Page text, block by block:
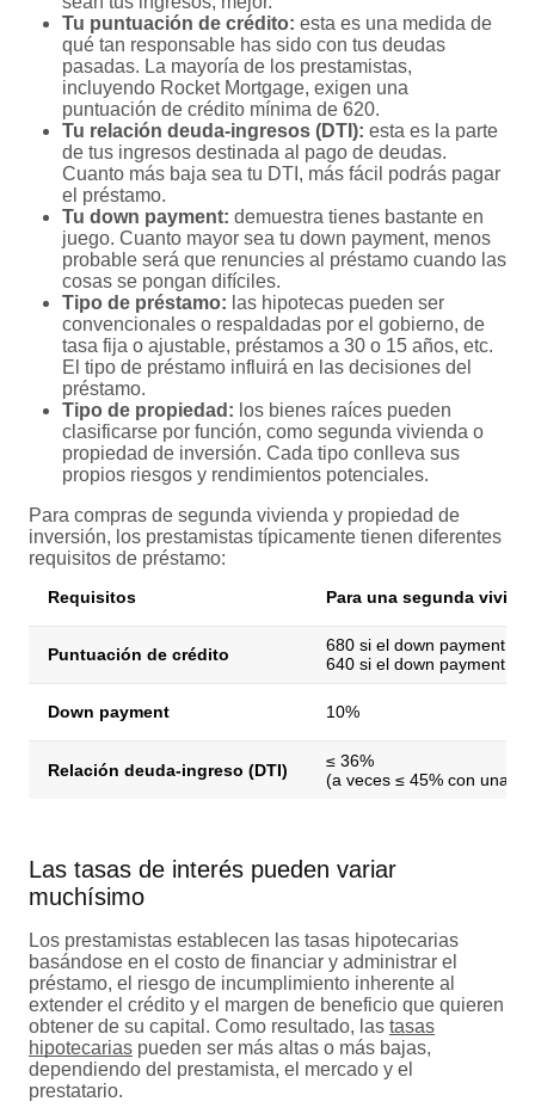
Tu puntuación de crédito: esta es una medida de
qué tan responsable has sido con tus deudas
pasadas. La mayoría de los prestamistas,
incluyendo Rocket Mortgage, exigen una
puntuación de crédito mínima de 620.
Tu relación deuda-ingresos (DTI): esta es la parte
de tus ingresos destinada al pago de deudas.
Cuanto más baja sea tu DTI, más fácil podrás pagar
el préstamo.
Tu down payment: demuestra tienes bastante en
juego. Cuanto mayor sea tu down payment, menos
probable será que renuncies al préstamo cuando las
cosas se pongan difíciles.
Tipo de préstamo: las hipotecas pueden ser
convencionales o respaldadas por el gobierno, de
tasa fija o ajustable, préstamos a 30 o 15 años, etc.
El tipo de préstamo influirá en las decisiones del
préstamo.
Tipo de propiedad: los bienes raíces pueden
clasificarse por función, como segunda vivienda o
propiedad de inversión. Cada tipo conlleva sus
propios riesgos y rendimientos potenciales.
Para compras de segunda vivienda y propiedad de
inversión, los prestamistas típicamente tienen diferentes
requisitos de préstamo:
Requisitos Para una segunda
Puntuación de crédito
680 si el down payment >
640 si el down payment ≤
Down payment 10%
Relación deuda-ingreso (DTI)
≤ 36%
(a veces ≤ 45% con una
Las tasas de interés pueden variar
muchísimo
Los prestamistas establecen las tasas hipotecarias
basándose en el costo de financiar y administrar el
préstamo, el riesgo de incumplimiento inherente al
extender el crédito y el margen de beneficio que quieren
obtener de su capital. Como resultado, las tasas
hipotecarias pueden ser más altas o más bajas,
dependiendo del prestamista, el mercado y el
prestatario.